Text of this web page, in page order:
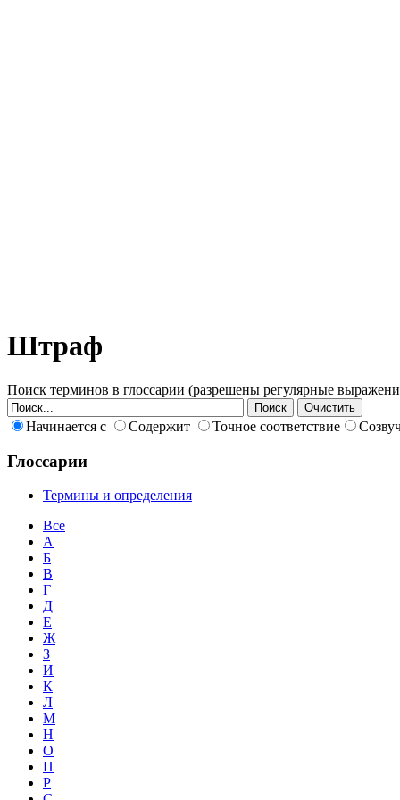
Штраф
Поиск терминов в глоссарии (разрешены регулярные
Начинается с Содержит Точное соответствие
Глоссарии
Термины и определения
Все
А
Б
В
Г
Д
Е
Ж
З
И
К
Л
М
Н
О
П
Р